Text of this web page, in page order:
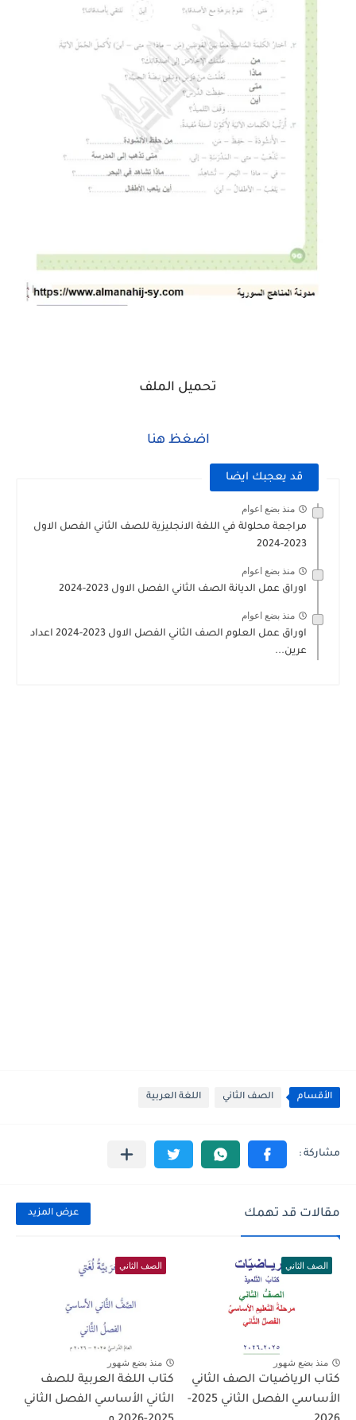
تحميل الملف
اضغظ هنا
قد يعجبك ايضا
منذ بضع اعوام
مراجعة محلولة في اللغة الانجليزية للصف الثاني الفصل الاول
2023-2024
منذ بضع اعوام
اوراق عمل الديانة الصف الثاني الفصل الاول 2023-2024
منذ بضع اعوام
اوراق عمل العلوم الصف الثاني الفصل الاول 2023-2024 اعداد
عرين...
الأقسام الصف الثاني اللغة العربية
مقالات قد تهمك عرض المزيد
الصف الثاني
منذ بضع شهور
كتاب الرياضيات الصف الثاني
الأساسي الفصل الثاني 2025-
الصف الثاني
منذ بضع شهور
كتاب اللغة العربية للصف
الثاني الأساسي الفصل الثاني